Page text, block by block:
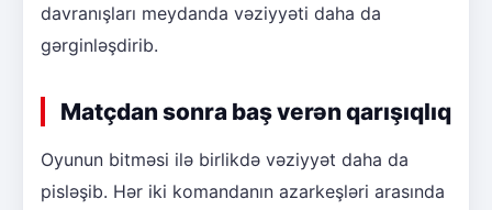
davranışları meydanda vəziyyəti daha da
gərginləşdirib.
Matçdan sonra baş verən qarışıqlıq
Oyunun bitməsi ilə birlikdə vəziyyət daha da
pisləşib. Hər iki komandanın azarkeşləri arasında